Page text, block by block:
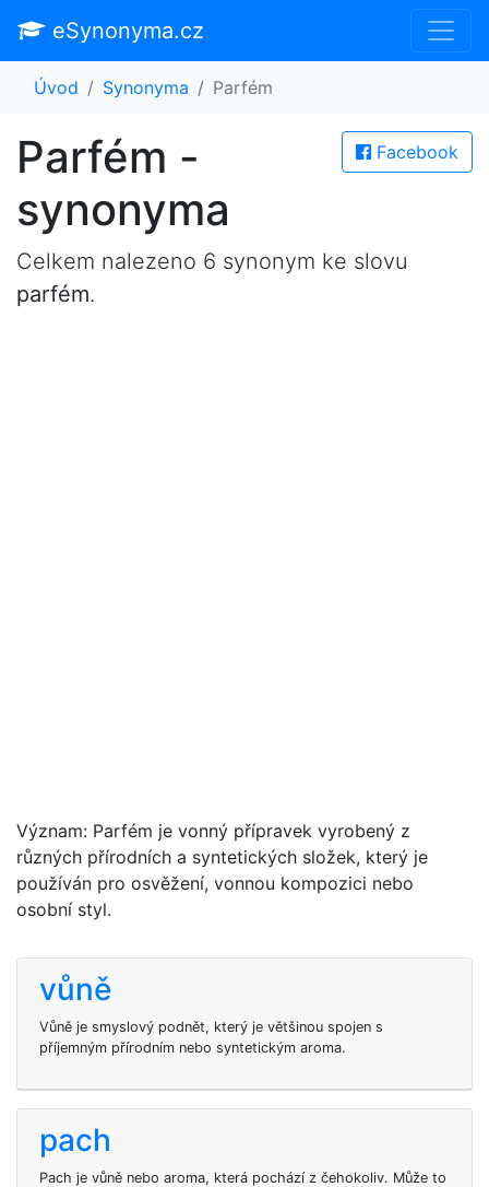
eSynonyma.cz
Úvod Synonyma Parfém
Facebook
Parfém -
synonyma
Celkem nalezeno 6 synonym ke slovu
parfém.
Význam: Parfém je vonný přípravek vyrobený z
různých přírodních a syntetických složek, který je
používán pro osvěžení, vonnou kompozici nebo
osobní styl.
vůně
Vůně je smyslový podnět, který je většinou spojen s
příjemným přírodním nebo syntetickým aroma.
pach
Pach je vůně nebo aroma, která pochází z čehokoliv. Může to